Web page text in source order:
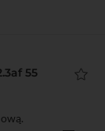
55